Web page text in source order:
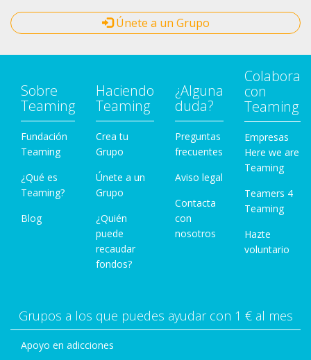
Únete a un Grupo
Sobre
Teaming
Fundación
Teaming
¿Qué es
Teaming?
Blog
Haciendo
Teaming
Crea tu
Grupo
Únete a un
Grupo
¿Quién
puede
recaudar
fondos?
¿Alguna
duda?
Preguntas
frecuentes
Aviso legal
Contacta
con
nosotros
Colabora
con
Teaming
Empresas
Here we are
Teaming
Teamers 4
Teaming
Hazte
voluntario
Grupos a los que puedes ayudar con 1 € al mes
Apoyo en adicciones